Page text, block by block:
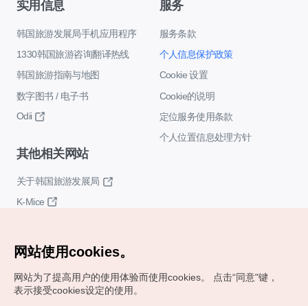
实用信息
韩国旅游发展局手机应用程序
1330韩国旅游咨询翻译热线
韩国旅游指南与地图
数字图书 / 电子书
Odii
服务
服务条款
个人信息保护政策
Cookie 设置
Cookie的说明
定位服务使用条款
个人位置信息处理方针
其他相关网站
关于韩国旅游发展局
K-Mice
网站使用cookies。
网站为了提高用户的使用体验而使用cookies。
点击“同意"键，
表示接受cookies设定的使用。